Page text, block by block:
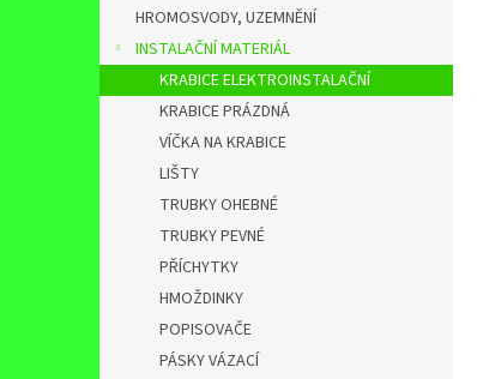
HROMOSVODY, UZEMNĚNÍ
INSTALAČNÍ MATERIÁL
KRABICE ELEKTROINSTALAČNÍ
KRABICE PRÁZDNÁ
VÍČKA NA KRABICE
LIŠTY
TRUBKY OHEBNÉ
TRUBKY PEVNÉ
PŘÍCHYTKY
HMOŽDINKY
POPISOVAČE
PÁSKY VÁZACÍ